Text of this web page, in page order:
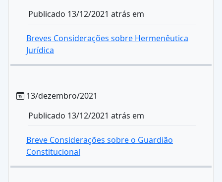
Publicado 13/12/2021 atrás em
Breves Considerações sobre Hermenêutica
Jurídica
13/dezembro/2021
Publicado 13/12/2021 atrás em
Breve Considerações sobre o Guardião
Constitucional